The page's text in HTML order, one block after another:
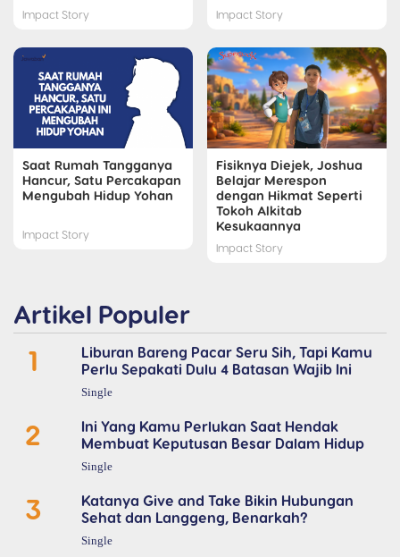
Impact Story Impact Story
Saat Rumah Tangganya
Hancur, Satu Percakapan
Mengubah Hidup Yohan
Impact Story
Fisiknya Diejek, Joshua
Belajar Merespon
dengan Hikmat Seperti
Tokoh Alkitab
Kesukaannya
Impact Story
Artikel Populer
1
Liburan Bareng Pacar Seru Sih, Tapi Kamu
Perlu Sepakati Dulu 4 Batasan Wajib Ini
Single
2
Ini Yang Kamu Perlukan Saat Hendak
Membuat Keputusan Besar Dalam Hidup
Single
3
Katanya Give and Take Bikin Hubungan
Sehat dan Langgeng, Benarkah?
Single